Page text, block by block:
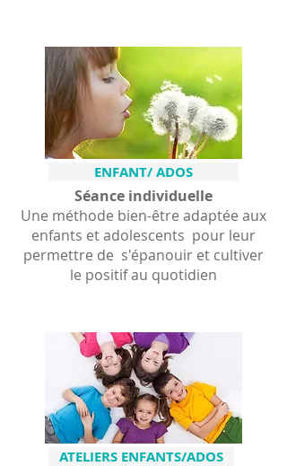
ENFANT/ ADOS
Séance individuelle
Une méthode bien-être adaptée aux
enfants et adolescents pour leur
permettre de s'épanouir et cultiver
le positif au quotidien
ATELIERS ENFANTS/ADOS